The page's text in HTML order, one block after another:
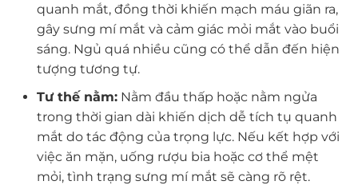
quanh mắt, đồng thời khiến mạch máu giãn ra,
gây sưng mí mắt và cảm giác mỏi mắt vào buổi
sáng. Ngủ quá nhiều cũng có thể dẫn đến hiện
tượng tương tự.
Tư thế nằm:Nằm đầu thấp hoặc nằm ngửa
trong thời gian dài khiến dịch dễ tích tụ quanh
mắt do tác động của trọng lực. Nếu kết hợp với
việc ăn mặn, uống rượu bia hoặc cơ thể mệt
mỏi, tình trạng sưng mí mắt sẽ càng rõ rệt.